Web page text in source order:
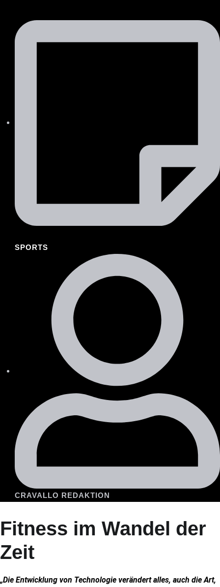
SPORTS
CRAVALLO REDAKTION
Fitness im Wandel der
Zeit
„Die Entwicklung von Technologie verändert alles, auch die Art,